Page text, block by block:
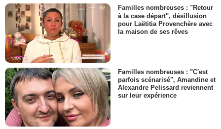
Familles nombreuses : "Retour
à la case départ", désillusion
pour Laëtitia Provenchère avec
la maison de ses rêves
Familles nombreuses : "C'est
parfois scénarisé", Amandine et
Alexandre Pelissard reviennent
sur leur expérience